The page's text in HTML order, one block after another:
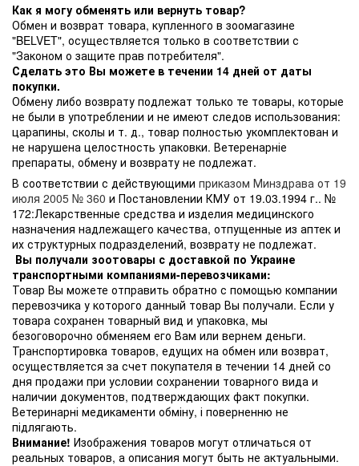
Как я могу обменять или вернуть товар?
Обмен и возврат товара, купленного в зоомагазине
"BELVET", осуществляется только в соответствии с
"Законом о защите прав потребителя".
Сделать это Вы можете в течении 14 дней от даты
покупки.
Обмену либо возврату подлежат только те товары, которые
не были в употреблении и не имеют следов использования:
царапины, сколы и т. д., товар полностью укомплектован и
не нарушена целостность упаковки. Ветеренарніе
препараты, обмену и возврату не подлежат.
В соответствии с действующими приказом Минздрава от 19
июля 2005 № 360 и Постановлении КМУ от 19.03.1994 г.. №
172:Лекарственные средства и изделия медицинского
назначения надлежащего качества, отпущенные из аптек и
их структурных подразделений, возврату не подлежат.
Вы получали зоотовары с доставкой по Украине
транспортными компаниями-перевозчиками:
Товар Вы можете отправить обратно с помощью компании
перевозчика у которого данный товар Вы получали. Если у
товара сохранен товарный вид и упаковка, мы
безоговорочно обменяем его Вам или вернем деньги.
Транспортировка товаров, едущих на обмен или возврат,
осуществляется за счет покупателя в течении 14 дней со
дня продажи при условии сохранении товарного вида и
наличии документов, подтверждающих факт покупки.
Ветеринарні медикаменти обміну, і поверненню не
підлягають.
Внимание! Изображения товаров могут отличаться от
реальных товаров, а описания могут быть не актуальными.